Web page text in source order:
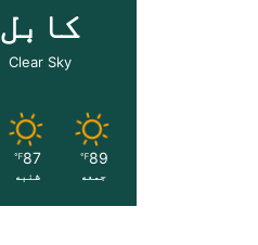
کابل
Clear Sky
89
℉
جمعه
87
℉
شنبه